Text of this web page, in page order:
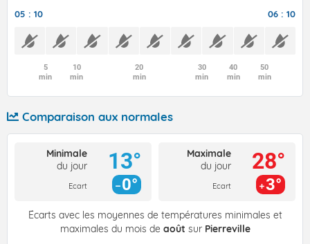
05 : 10 06 : 10
5
min
10
min
20
min
30
min
40
min
50
min
Comparaison aux normales
Minimale
du jour
Ecart
13°
0°
Maximale
du jour
Ecart
28°
3°
Écarts avec les moyennes de températures minimales et
maximales du mois de août sur Pierreville